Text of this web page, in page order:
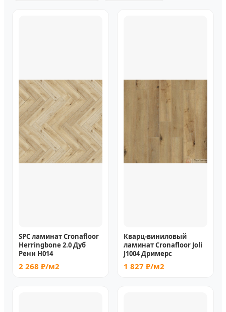
SPC ламинат Cronafloor
Herringbone 2.0 Дуб
Ренн H014
2 268 ₽/м2
Кварц-виниловый
ламинат Cronafloor Joli
J1004 Дримерс
1 827 ₽/м2